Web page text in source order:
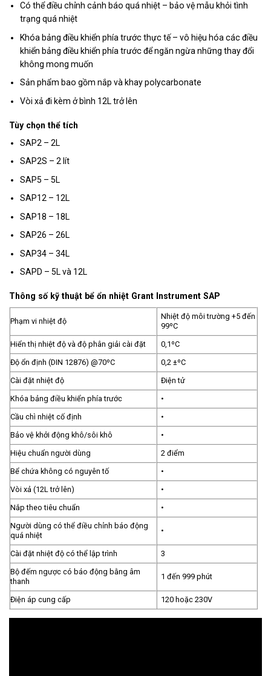
Có thể điều chỉnh cảnh báo quá nhiệt – bảo vệ mẫu khỏi tình
trạng quá nhiệt
Khóa bảng điều khiển phía trước thực tế – vô hiệu hóa các điều
khiển bảng điều khiển phía trước để ngăn ngừa những thay đổi
không mong muốn
Sản phẩm bao gồm nắp và khay polycarbonate
Vòi xả đi kèm ở bình 12L trở lên
Tùy chọn thể tích
SAP2 – 2L
SAP2S – 2 lít
SAP5 – 5L
SAP12 – 12L
SAP18 – 18L
SAP26 – 26L
SAP34 – 34L
SAPD – 5L và 12L
Thông số kỹ thuật bể ổn nhiệt Grant Instrument SAP
Phạm vi nhiệt độ
Nhiệt độ môi trường +5 đến
99ºC
Hiển thị nhiệt độ và độ phân giải cài đặt
0,1ºC
Độ ổn định (DIN 12876) @70ºC
0,2 ±ºC
Cài đặt nhiệt độ
Điện tử
Khóa bảng điều khiển phía trước
•
Cầu chì nhiệt cố định
•
Bảo vệ khởi động khô/sôi khô
•
Hiệu chuẩn người dùng
2 điểm
Bể chứa không có nguyên tố
•
Vòi xả (12L trở lên)
•
Nắp theo tiêu chuẩn
•
Người dùng có thể điều chỉnh báo động
quá nhiệt
•
Cài đặt nhiệt độ có thể lập trình
3
Bộ đếm ngược có báo động bằng âm
thanh
1 đến 999 phút
Điện áp cung cấp 120 hoặc 230V